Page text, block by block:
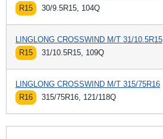
R15
30/9.5R15, 104Q
LINGLONG CROSSWIND M/T 31/10.5R15
R15
31/10.5R15, 109Q
LINGLONG CROSSWIND M/T 315/75R16
R16
315/75R16, 121/118Q